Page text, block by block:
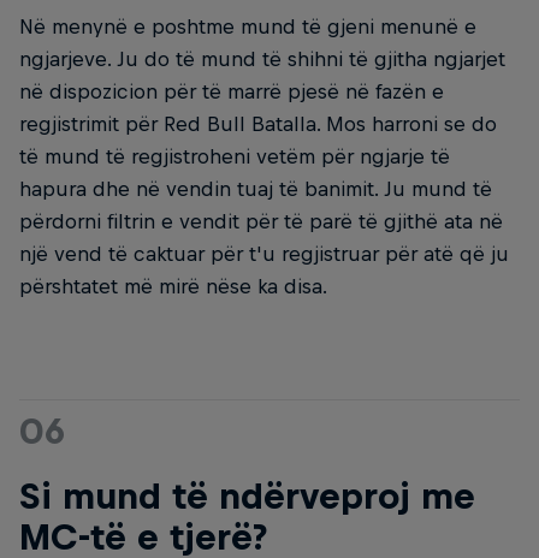
Në menynë e poshtme mund të gjeni menunë e
ngjarjeve. Ju do të mund të shihni të gjitha ngjarjet
në dispozicion për të marrë pjesë në fazën e
regjistrimit për Red Bull Batalla. Mos harroni se do
të mund të regjistroheni vetëm për ngjarje të
hapura dhe në vendin tuaj të banimit. Ju mund të
përdorni filtrin e vendit për të parë të gjithë ata në
një vend të caktuar për t'u regjistruar për atë që ju
përshtatet më mirë nëse ka disa.
06
Si mund të ndërveproj me
MC-të e tjerë?